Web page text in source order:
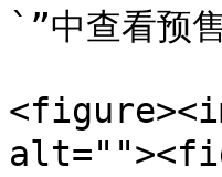
`”中查看预